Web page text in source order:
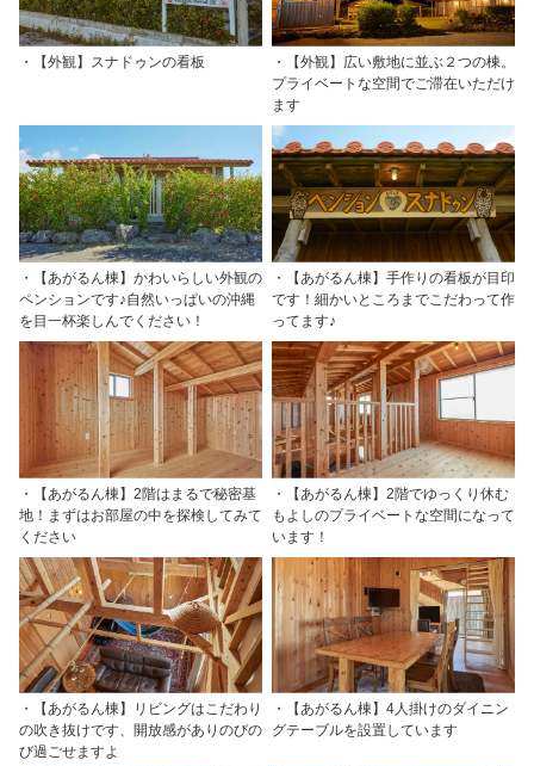
・【外観】スナドゥンの看板
・【外観】広い敷地に並ぶ２つの棟。
プライベートな空間でご滞在いただけ
ます
・【あがるん棟】かわいらしい外観の
ペンションです♪自然いっぱいの沖縄
を目一杯楽しんでください！
・【あがるん棟】手作りの看板が目印
です！細かいところまでこだわって作
ってます♪
・【あがるん棟】2階はまるで秘密基
地！まずはお部屋の中を探検してみて
ください
・【あがるん棟】2階でゆっくり休む
もよしのプライベートな空間になって
います！
・【あがるん棟】リビングはこだわり
の吹き抜けです、開放感がありのびの
び過ごせますよ
・【あがるん棟】4人掛けのダイニン
グテーブルを設置しています